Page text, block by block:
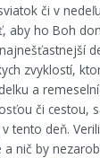
či v
aby ho Boh
zvyklostí,
a
či cestou,
tento deň.
nič by